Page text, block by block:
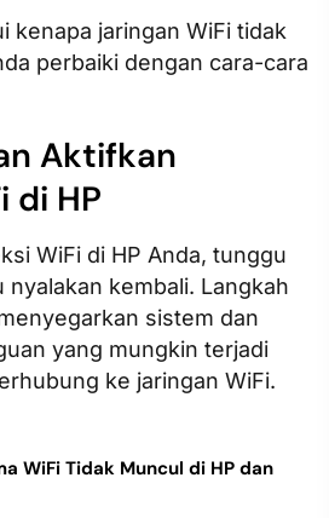
kenapa jaringan WiFi tidak
perbaiki dengan cara-cara
Aktifkan
di HP
WiFi di HP Anda, tunggu
nyalakan kembali. Langkah
sistem dan
yang mungkin terjadi
ke jaringan WiFi.
WiFi Tidak Muncul di HP dan